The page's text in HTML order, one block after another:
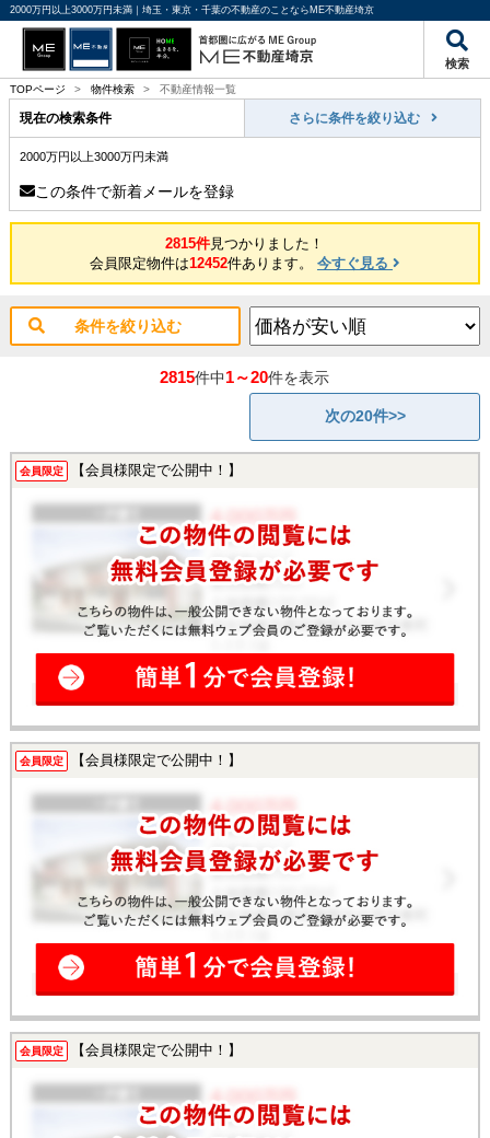
2000万円以上3000万円未満｜埼玉・東京・千葉の不動産のことならME不動産埼京
検索
TOPページ > 物件検索 > 不動産情報一覧
現在の検索条件 さらに条件を絞り込む
2000万円以上3000万円未満
この条件で新着メールを登録
2815件見つかりました！
会員限定物件は12452件あります。 今すぐ見る
条件を絞り込む
2815件中1～20件を表示
次の20件>>
会員限定 【会員様限定で公開中！】
会員限定 【会員様限定で公開中！】
会員限定 【会員様限定で公開中！】